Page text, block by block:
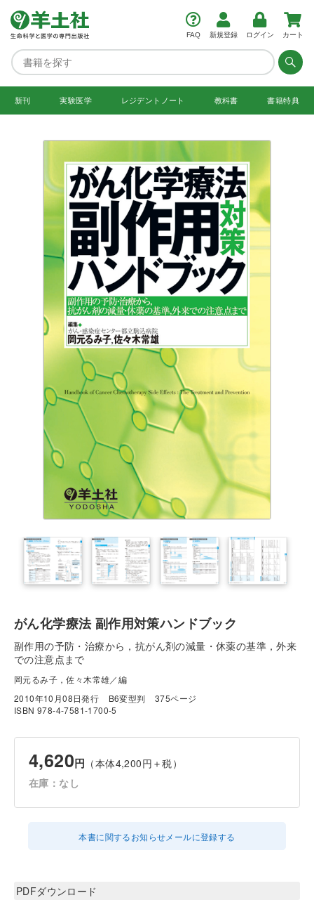
FAQ 新規登録 ログイン カート
新刊 実験医学 レジデント ノート 教科書 書籍特典
がん化学療法 副作用対策ハンドブック
副作用の予防・治療から，抗がん剤の減量・休薬の基準，外来
での注意点まで
岡元るみ子，佐々木常雄／編
2010年10月08日発行
B6変型判
375ページ
ISBN 978-4-7581-1700-5
4,620円 （本体4,200円＋税）
在庫：なし
本書に関するお知らせメールに登録する
PDFダウンロード